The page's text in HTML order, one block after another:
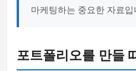
마케팅하는 중요한 자료
포트폴리오를 만들